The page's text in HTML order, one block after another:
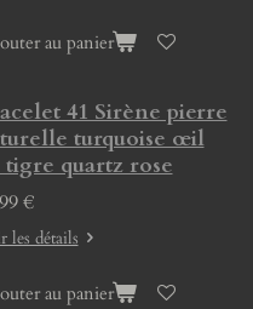
au panier
41 Sirène pierre
turquoise œil
tigre quartz rose
€
les détails
au panier